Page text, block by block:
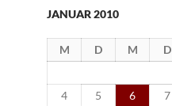
JANUAR 2010
M D M D
4
5 6 7